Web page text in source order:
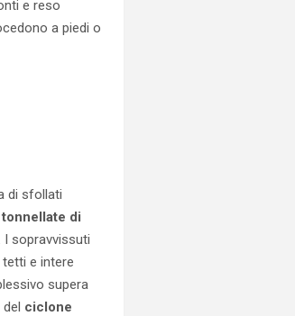
e reso
a piedi o
di sfollati
di
I sopravvissuti
e intere
supera
ciclone